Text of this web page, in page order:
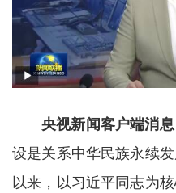
央视新闻客户端消息
设是关系中华民族永续
以来，以习近平同志为